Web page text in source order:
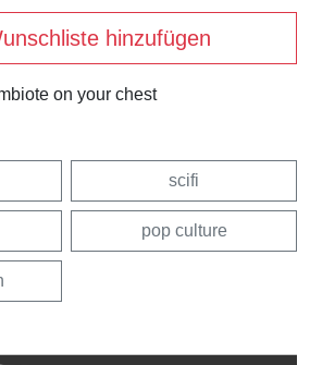
hinzufügen
on your chest
scifi
pop culture